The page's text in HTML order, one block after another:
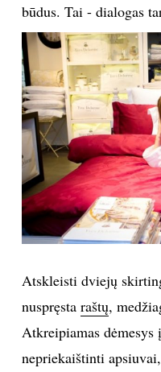
būdus. Tai - dialogas
Atskleisti dviejų
nuspręsta raštų,
Atkreipiamas
nepriekaištinti